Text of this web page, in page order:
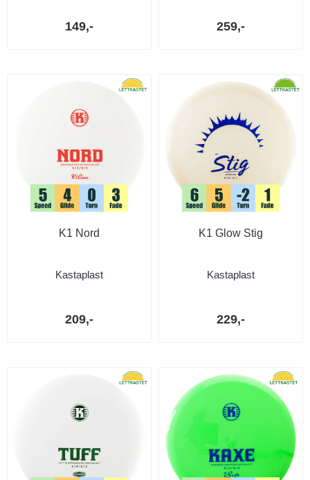
149,- 259,-
K1 Nord
Kastaplast
209,-
K1 Glow Stig
Kastaplast
229,-